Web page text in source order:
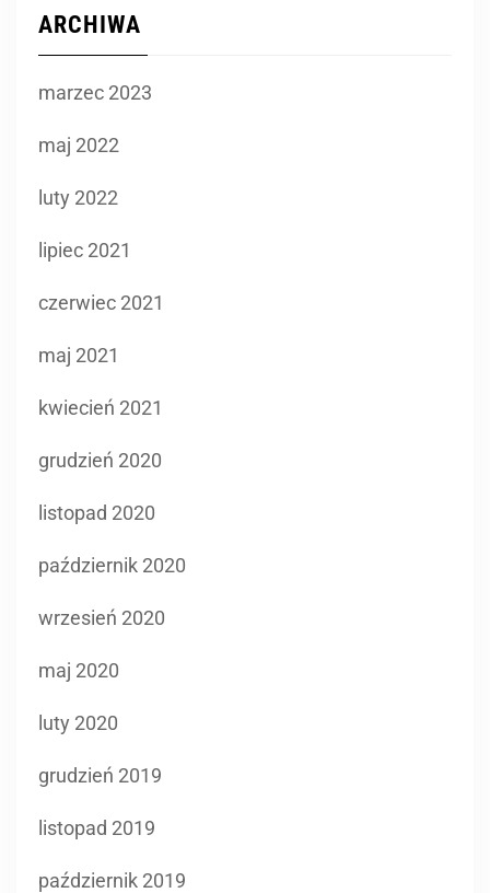
ARCHIWA
marzec 2023
maj 2022
luty 2022
lipiec 2021
czerwiec 2021
maj 2021
kwiecień 2021
grudzień 2020
listopad 2020
październik 2020
wrzesień 2020
maj 2020
luty 2020
grudzień 2019
listopad 2019
październik 2019